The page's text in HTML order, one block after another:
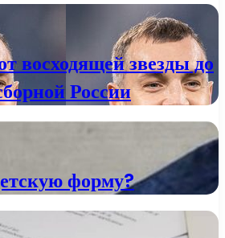
восходящей звезды до
России
форму?